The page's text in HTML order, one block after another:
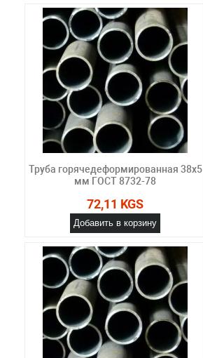
Труба горячедеформированная 38х5
мм ГОСТ 8732-78
72,11 KGS
Добавить в корзину